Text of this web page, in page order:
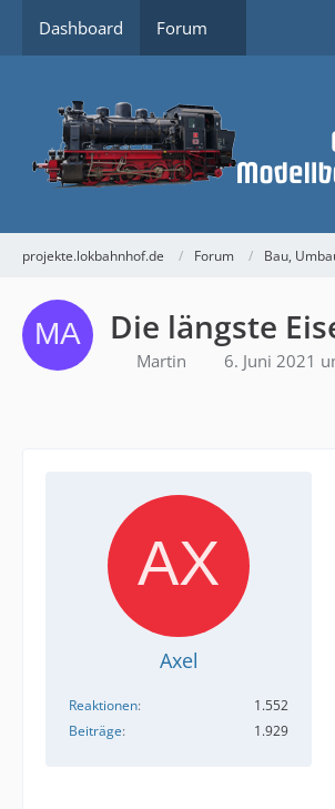
Dashboard Forum
projekte.lokbahnhof.de Forum Bau,
Die längste
Martin 6. Juni 2021
Axel
Reaktionen
1.552
Beiträge
1.929